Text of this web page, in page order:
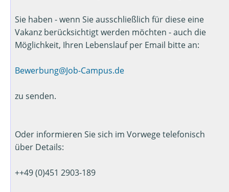
Sie haben - wenn Sie ausschließlich für diese eine
Vakanz berücksichtigt werden möchten - auch die
Möglichkeit, Ihren Lebenslauf per Email bitte an:
Bewerbung@Job-Campus.de
zu senden.
Oder informieren Sie sich im Vorwege telefonisch
über Details:
++49 (0)451 2903-189